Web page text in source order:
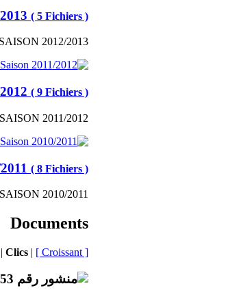
( 5 Fichiers )
2012/2013
( 9 Fichiers )
2011/2012
( 8 Fichiers )
2010/2011
Documents
| Clics | [ Croissant ]